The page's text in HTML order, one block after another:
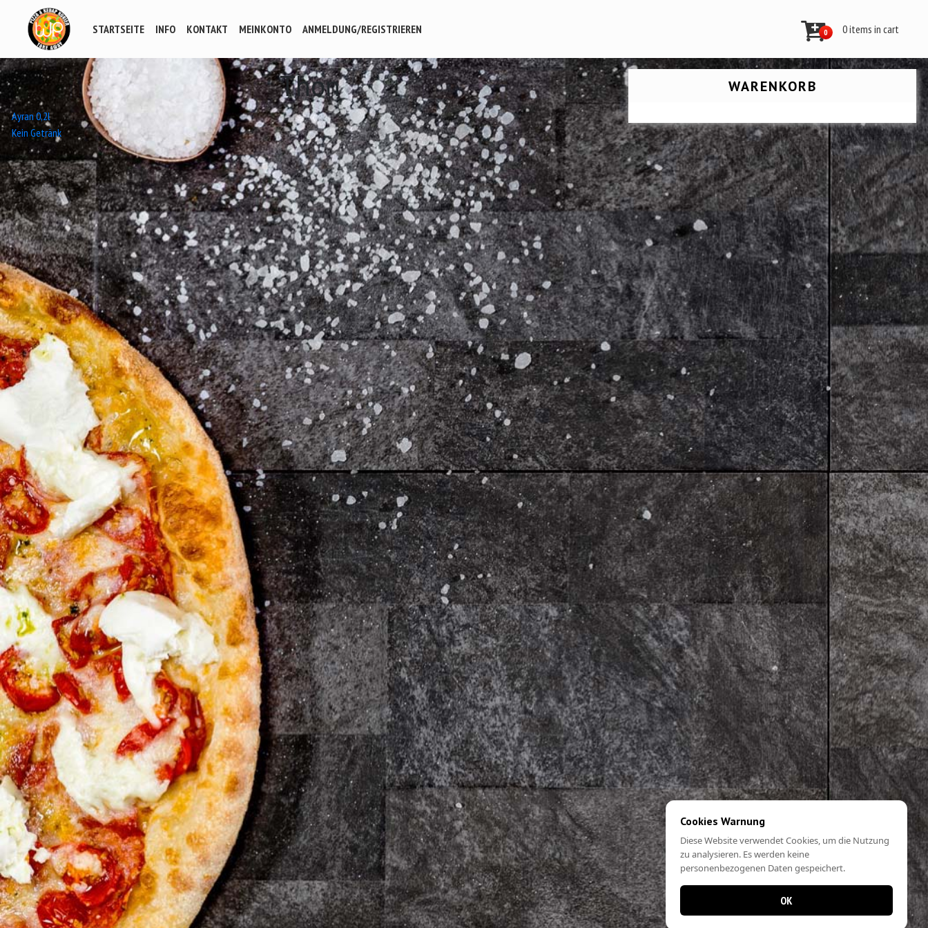
STARTSEITE INFO KONTAKT MEINKONTO ANMELDUNG/REGISTRIEREN 0 0 items in cart
Thon
Beitrags-
Navigation
Ayran 0,2l
Kein Getränk
WARENKORB
Cookies Warnung
Diese Website verwendet Cookies, um die Nutzung
zu analysieren. Es werden keine
personenbezogenen Daten gespeichert.
OK